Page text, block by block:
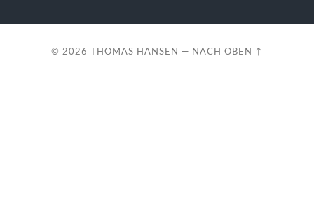
© 2026 THOMAS HANSEN — NACH OBEN ↑